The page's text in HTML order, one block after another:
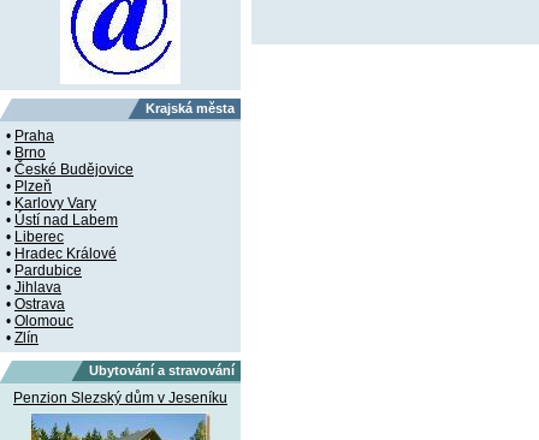
Krajská města
• Praha
• Brno
• České Budějovice
• Plzeň
• Karlovy Vary
• Ústí nad Labem
• Liberec
• Hradec Králové
• Pardubice
• Jihlava
• Ostrava
• Olomouc
• Zlín
Ubytování a stravování
Penzion Slezský dům v Jeseníku